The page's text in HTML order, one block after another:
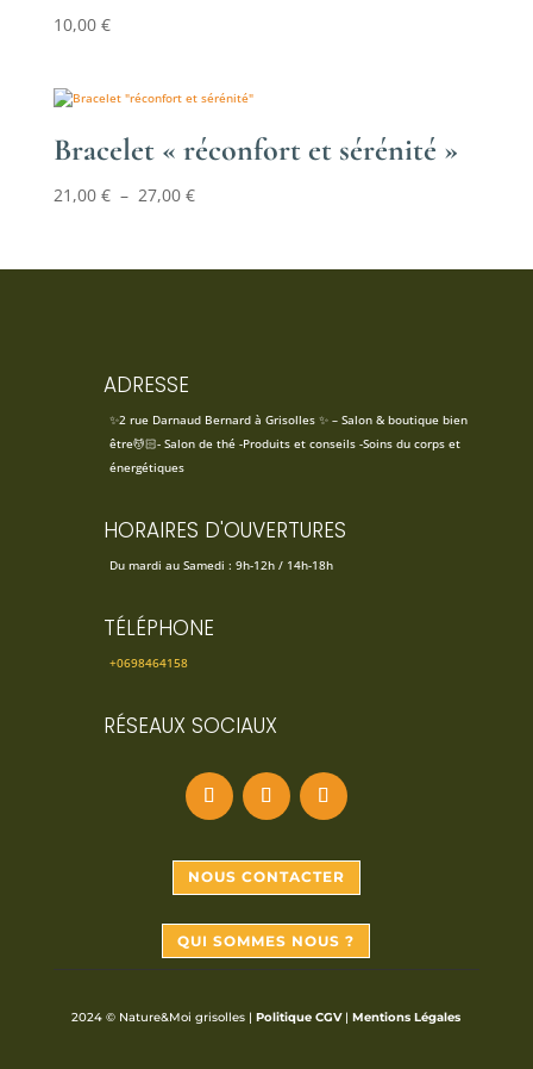
10,00 €
Bracelet « réconfort et sérénité »
21,00 € – 27,00 €Plage
21,00 €
ADRESSE
✨2 rue Darnaud Bernard à Grisolles ✨ – Salon & boutique bien
être💆🏻- Salon de thé -Produits et conseils -Soins du corps et
énergétiques
HORAIRES D'OUVERTURES
Du mardi au Samedi : 9h-12h / 14h-18h
TÉLÉPHONE
+0698464158
RÉSEAUX SOCIAUX
NOUS CONTACTER
QUI SOMMES NOUS ?
2024 © Nature&Moi grisolles | Politique CGV |Mentions Légales